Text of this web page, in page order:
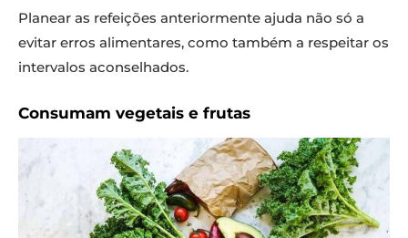
Planear as refeições anteriormente ajuda não só a
evitar erros alimentares, como também a respeitar os
intervalos aconselhados.
Consumam vegetais e frutas